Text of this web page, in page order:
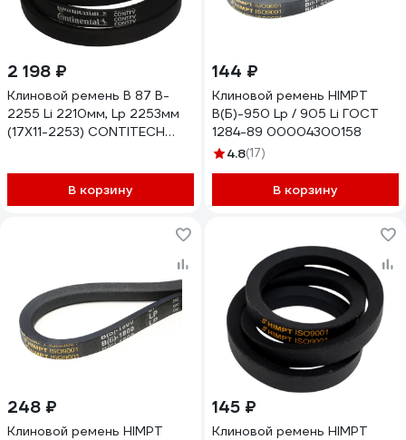
2 198 ₽
Клиновой ремень B 87 B-
2255 Li 2210мм, Lp 2253мм
(17X11-2253) CONTITECH
В корзину
144 ₽
Клиновой ремень HIMPT
В(Б)-950 Lp / 905 Li ГОСТ
1284-89 00004300158
4.8(17)
В корзину
248 ₽
Клиновой ремень HIMPT
145 ₽
Клиновой ремень HIMPT